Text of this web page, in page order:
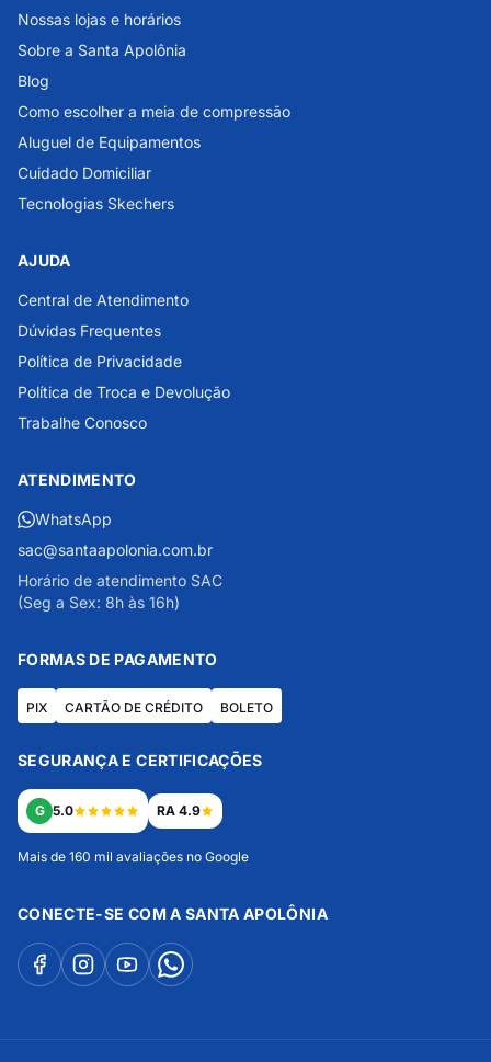
Nossas lojas e horários
Sobre a Santa Apolônia
Blog
Como escolher a meia de compressão
Aluguel de Equipamentos
Cuidado Domiciliar
Tecnologias Skechers
AJUDA
Central de Atendimento
Dúvidas Frequentes
Política de Privacidade
Política de Troca e Devolução
Trabalhe Conosco
ATENDIMENTO
WhatsApp
sac@santaapolonia.com.br
Horário de atendimento SAC
(Seg a Sex: 8h às 16h)
FORMAS DE PAGAMENTO
PIX CARTÃO DE CRÉDITO BOLETO
SEGURANÇA E CERTIFICAÇÕES
G 5.0 RA 4.9
Mais de 160 mil avaliações no Google
CONECTE-SE COM A SANTA APOLÔNIA